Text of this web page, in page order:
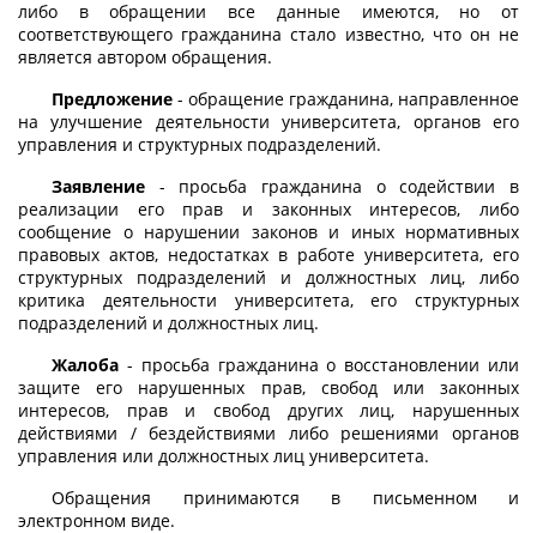
либо в обращении все данные имеются, но от
соответствующего гражданина стало известно, что он не
является автором обращения.
Предложение - обращение гражданина, направленное
на улучшение деятельности университета, органов его
управления и структурных подразделений.
Заявление - просьба гражданина о содействии в
реализации его прав и законных интересов, либо
сообщение о нарушении законов и иных нормативных
правовых актов, недостатках в работе университета, его
структурных подразделений и должностных лиц, либо
критика деятельности университета, его структурных
подразделений и должностных лиц.
Жалоба - просьба гражданина о восстановлении или
защите его нарушенных прав, свобод или законных
интересов, прав и свобод других лиц, нарушенных
действиями / бездействиями либо решениями органов
управления или должностных лиц университета.
Обращения принимаются в письменном и
электронном виде.